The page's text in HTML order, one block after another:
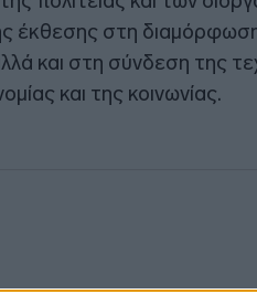
έκθεσης στη
και στη σύνδεση της
και της κοινωνίας.